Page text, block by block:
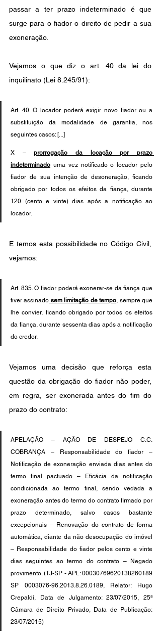
passar a ter prazo indeterminado é que
surge para o fiador o direito de pedir a sua
exoneração.
Vejamos o que diz o art. 40 da lei do
inquilinato (Lei 8.245/91):
Art. 40. O locador poderá exigir novo fiador ou a
substituição da modalidade de garantia, nos
seguintes casos: [...]
X – prorrogação da locação por prazo
indeterminado uma vez notificado o locador pelo
fiador de sua intenção de desoneração, ficando
obrigado por todos os efeitos da fiança, durante
120 (cento e vinte) dias após a notificação ao
locador.
E temos esta possibilidade no Código Civil,
vejamos:
Art. 835. O fiador poderá exonerar-se da fiança que
tiver assinado sem limitação de tempo, sempre que
lhe convier, ficando obrigado por todos os efeitos
da fiança, durante sessenta dias após a notificação
do credor.
Vejamos uma decisão que reforça esta
questão da obrigação do fiador não poder,
em regra, ser exonerada antes do fim do
prazo do contrato:
APELAÇÃO – AÇÃO DE DESPEJO C.C.
COBRANÇA – Responsabilidade do fiador –
Notificação de exoneração enviada dias antes do
termo final pactuado – Eficácia da notificação
condicionada ao termo final, sendo vedada a
exoneração antes do termo do contrato firmado por
prazo determinado, salvo casos bastante
excepcionais – Renovação do contrato de forma
automática, diante da não desocupação do imóvel
– Responsabilidade do fiador pelos cento e vinte
dias seguintes ao termo do contrato – Negado
provimento. (TJ-SP - APL: 00030769620138260189
SP 0003076-96.2013.8.26.0189, Relator: Hugo
Crepaldi, Data de Julgamento: 23/07/2015, 25ª
Câmara de Direito Privado, Data de Publicação:
23/07/2015)